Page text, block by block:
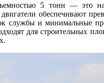
5 тонн — это
обеспечивают
службы и минимальные
для строительных